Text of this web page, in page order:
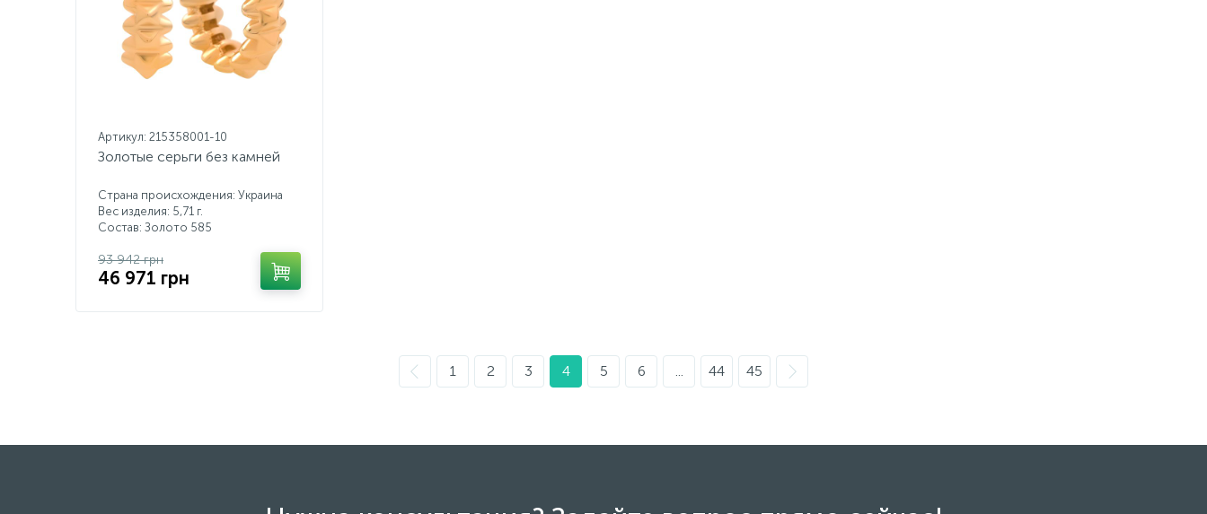
Артикул: 215358001-10
Золотые серьги без камней
Страна происхождения: Украина
Вес изделия: 5,71 г.
Состав: Золото 585
93 942 грн
46 971 грн
1 2 3 4 5 6 ... 44 45